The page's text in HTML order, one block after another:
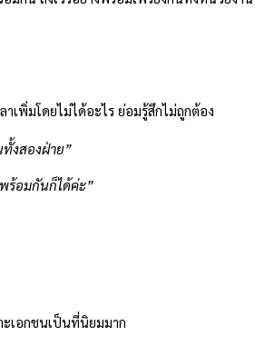
เพิ่มโดยไม่ได้อะไร ย่อมรู้สึกไม่ถูกต้อง
ทั้งสองฝ่าย”
ร้อมกันก็ได้ค่ะ”
ะเอกชนเป็นที่นิยมมาก